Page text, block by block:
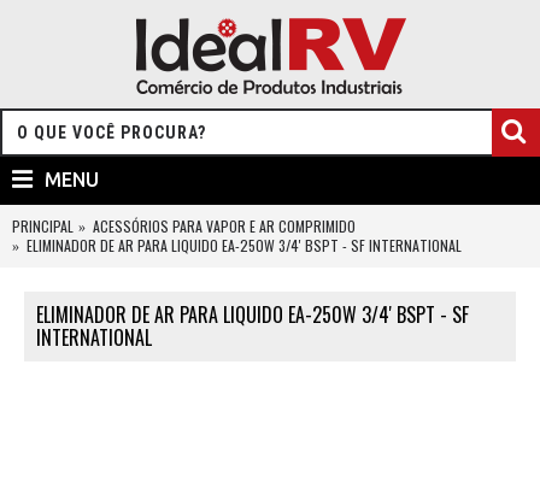
MENU
PRINCIPAL
ACESSÓRIOS PARA VAPOR E AR COMPRIMIDO
ELIMINADOR DE AR PARA LIQUIDO EA-250W 3/4' BSPT - SF INTERNATIONAL
ELIMINADOR DE AR PARA LIQUIDO EA-250W 3/4' BSPT - SF
INTERNATIONAL